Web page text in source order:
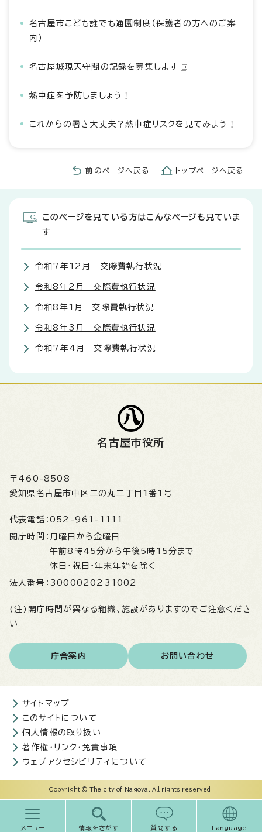
名古屋市こども誰でも通園制度（保護者の方へのご案
内）
名古屋城現天守閣の記録を募集します
熱中症を予防しましょう！
これからの暑さ大丈夫？熱中症リスクを見てみよう！
前のページへ戻る トップページへ戻る
メニュー 情報をさがす 質問する Language
このページを見ている方はこんなページも見ていま
す
令和7年12月 交際費執行状況
令和8年2月 交際費執行状況
令和8年1月 交際費執行状況
令和8年3月 交際費執行状況
令和7年4月 交際費執行状況
名古屋市役所
〒460-8508
愛知県名古屋市中区三の丸三丁目1番1号
代表電話： 052-961-1111
開庁時間： 月曜日から金曜日
午前8時45分から午後5時15分まで
休日・祝日・年末年始を除く
法人番号： 3000020231002
(注)開庁時間が異なる組織、施設がありますのでご注意くださ
い
庁舎案内 お問い合わせ
サイトマップ
このサイトについて
個人情報の取り扱い
著作権・リンク・免責事項
ウェブアクセシビリティについて
Copyright © The city of Nagoya. All rights reserved.